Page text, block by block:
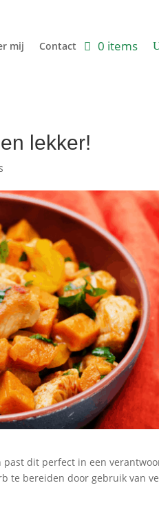
mij Contact 0 items
lekker!
dit perfect in een
te bereiden door gebruik van